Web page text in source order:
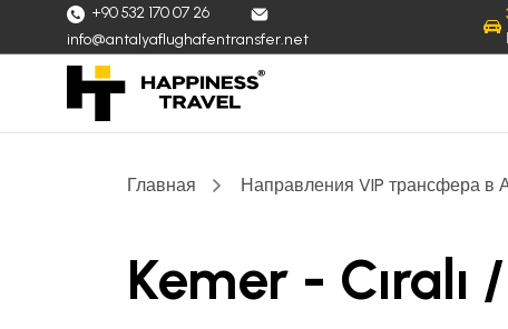
+90 532 170 07 26
info@antalyaflughafentransfer.net
Главная Направления VIP трансфера в
Kemer -